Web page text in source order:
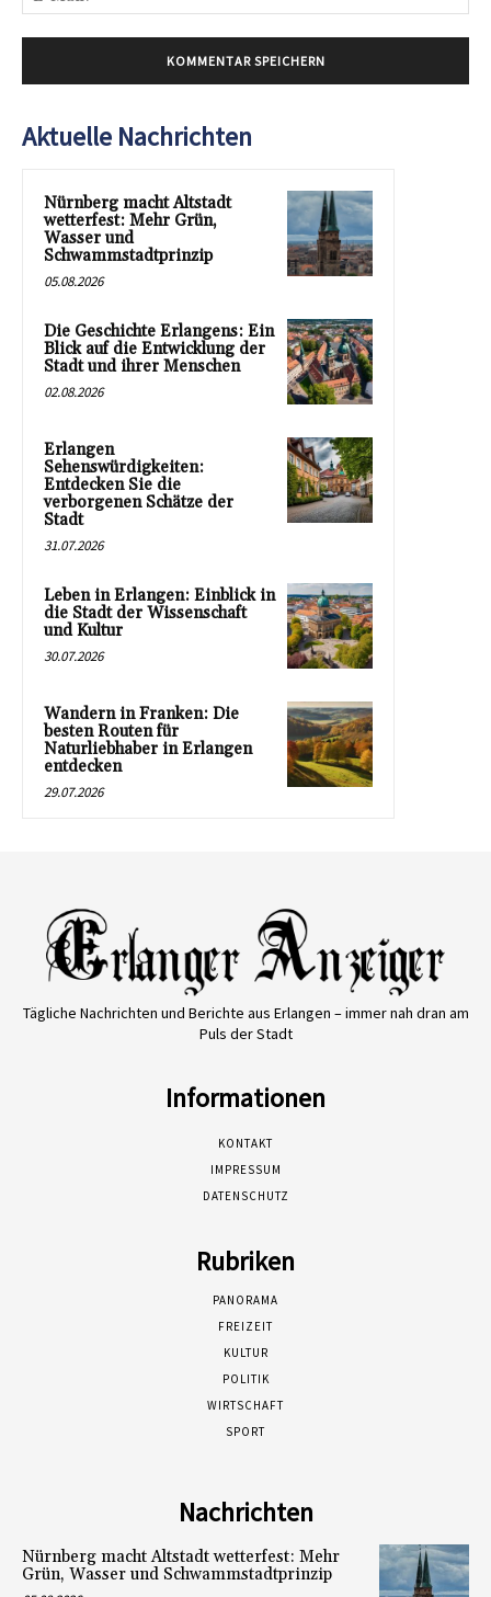
Aktuelle Nachrichten
Nürnberg macht Altstadt
wetterfest: Mehr Grün,
Wasser und
Schwammstadtprinzip
05.08.2026
Die Geschichte Erlangens: Ein
Blick auf die Entwicklung der
Stadt und ihrer Menschen
02.08.2026
Erlangen
Sehenswürdigkeiten:
Entdecken Sie die
verborgenen Schätze der
Stadt
31.07.2026
Leben in Erlangen: Einblick in
die Stadt der Wissenschaft
und Kultur
30.07.2026
Wandern in Franken: Die
besten Routen für
Naturliebhaber in Erlangen
entdecken
29.07.2026
Tägliche Nachrichten und Berichte aus Erlangen – immer nah dran am
Puls der Stadt
Informationen
KONTAKT
IMPRESSUM
DATENSCHUTZ
Rubriken
PANORAMA
FREIZEIT
KULTUR
POLITIK
WIRTSCHAFT
SPORT
Nachrichten
Nürnberg macht Altstadt wetterfest: Mehr
Grün, Wasser und Schwammstadtprinzip